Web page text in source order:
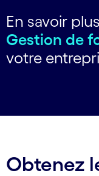
En savoir
Gestion de
votre
Obtenez